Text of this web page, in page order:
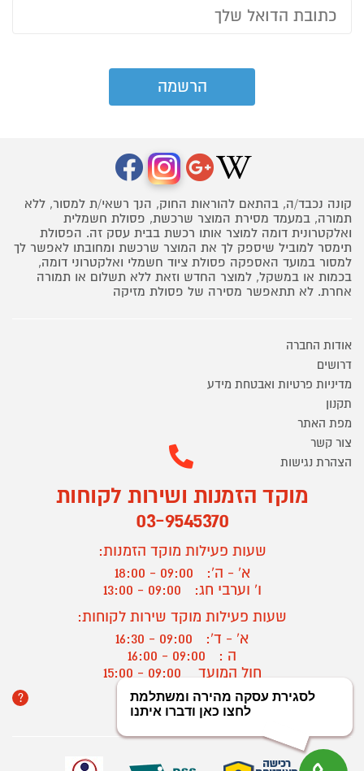
קונה נכבד/ה, בהתאם להוראות החוק, הנך רשאי/ת למסור, ללא
תמורה, במעמד מסירת המוצר שרכשת, פסולת חשמלית
ואלקטרונית דומה למוצר אותו רכשת בבית עסק זה. הפסולת
תימסר למוביל שיספק לך את המוצר שרכשת ומחובתו לאפשר לך
למסור במועד האספקה פסולת ציוד חשמלי ואלקטרוני דומה,
בכמות או במשקל, למוצר החדש וזאת ללא תשלום או תמורה
אחרת. לא תתאפשר מסירה של פסולת מזיקה
אודות החברה
דרושים
מדיניות פרטיות ואבטחת מידע
תקנון
מפת האתר
צור קשר
הצהרת נגישות
מוקד הזמנות ושירות לקוחות
03-9545370
שעות פעילות מוקד הזמנות:
א' - ה':
09:00 - 18:00
ו' וערבי חג:
09:00 - 13:00
שעות פעילות מוקד שירות לקוחות:
א' - ד':
09:00 - 16:30
ה :
09:00 - 16:00
חול המועד
? יצירת קשר/ביטול הזמנה